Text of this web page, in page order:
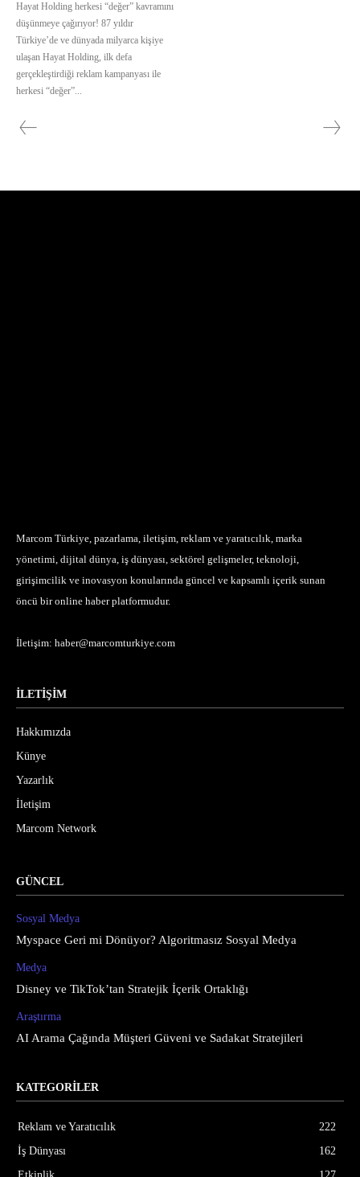
Hayat Holding herkesi “değer” kavramını
düşünmeye çağırıyor! 87 yıldır
Türkiye’de ve dünyada milyarca kişiye
ulaşan Hayat Holding, ilk defa
gerçekleştirdiği reklam kampanyası ile
herkesi “değer”...
Marcom Türkiye, pazarlama, iletişim, reklam ve yaratıcılık, marka
yönetimi, dijital dünya, iş dünyası, sektörel gelişmeler, teknoloji,
girişimcilik ve inovasyon konularında güncel ve kapsamlı içerik sunan
öncü bir online haber platformudur.
İletişim: haber@marcomturkiye.com
İLETİŞİM
Hakkımızda
Künye
Yazarlık
İletişim
Marcom Network
GÜNCEL
Sosyal Medya
Myspace Geri mi Dönüyor? Algoritmasız Sosyal Medya
Medya
Disney ve TikTok’tan Stratejik İçerik Ortaklığı
Araştırma
AI Arama Çağında Müşteri Güveni ve Sadakat Stratejileri
KATEGORİLER
Reklam ve Yaratıcılık
222
İş Dünyası
162